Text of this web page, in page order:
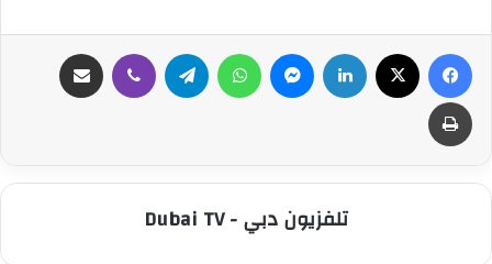
فيسبوك لينكدإن ماسنجر واتساب تيلقرام ڤايبر
طباعة
تلفزيون دبي - Dubai TV